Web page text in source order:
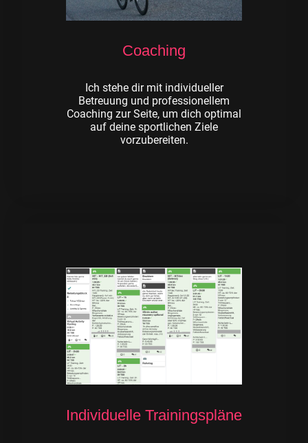
Coaching
Ich stehe dir mit individueller
Betreuung und professionellem
Coaching zur Seite, um dich optimal
auf deine sportlichen Ziele
vorzubereiten.
Individuelle Trainingspläne